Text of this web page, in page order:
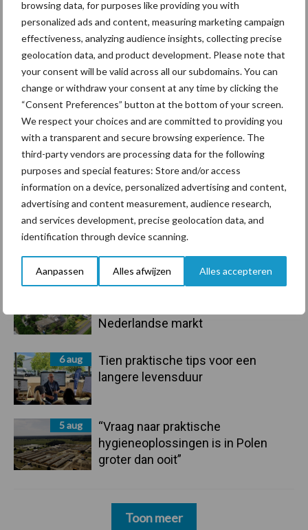
browsing data, for purposes like providing you with
personalized ads and content, measuring marketing campaign
effectiveness, analyzing audience insights, collecting precise
geolocation data, and product development. Please note that
your consent will be valid across all our subdomains. You can
change or withdraw your consent at any time by clicking the
“Consent Preferences” button at the bottom of your screen.
We respect your choices and are committed to providing you
with a transparent and secure browsing experience. The
third-party vendors are processing data for the following
purposes and special features: Store and/or access
information on a device, personalized advertising and content,
advertising and content measurement, audience research,
and services development, precise geolocation data, and
identification through device scanning.
Aanpassen Alles afwijzen Alles accepteren
Primaire
Sidebar
Recent nieuws Partner nieuws
Grondstoffenmarkt blijft grillig:
droogte en geopolitiek houden
handel in de greep
7 aug
De speenhuid: een vaak
onderschatte risicofactor voor
mastitis
6 aug
ForFarmers ziet volume en
Nederlandse markt
6 aug
Tien praktische tips voor een
langere levensduur
5 aug
“Vraag naar praktische
hygieneoplossingen is in Polen
groter dan ooit”
Toon meer
Toon meer